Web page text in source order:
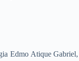
Edmo Atique